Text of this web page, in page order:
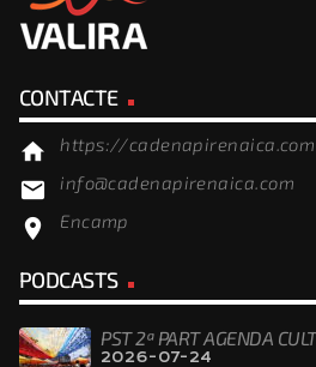
CONTACTE
home https://cadenapirenaica.com
email info@cadenapirenaica.com
location_on Encamp
PODCASTS
PST 2ª PART AGENDA
2026-07-24